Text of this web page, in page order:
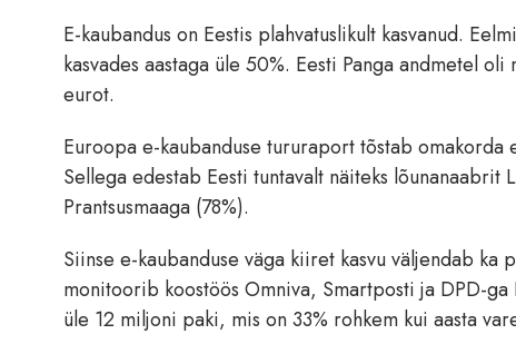
E-kaubandus on Eestis plahvatuslikult kasvanud.
kasvades aastaga üle 50%. Eesti Panga andmetel
eurot.
Euroopa e-kaubanduse tururaport tõstab omakorda
Sellega edestab Eesti tuntavalt näiteks lõunanaabrit
Prantsusmaaga (78%).
Siinse e-kaubanduse väga kiiret kasvu väljendab ka
monitoorib koostöös Omniva, Smartposti ja DPD-
üle 12 miljoni paki, mis on 33% rohkem kui aasta